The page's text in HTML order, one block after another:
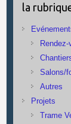
la
Salons/
Autres
Projets
Trame